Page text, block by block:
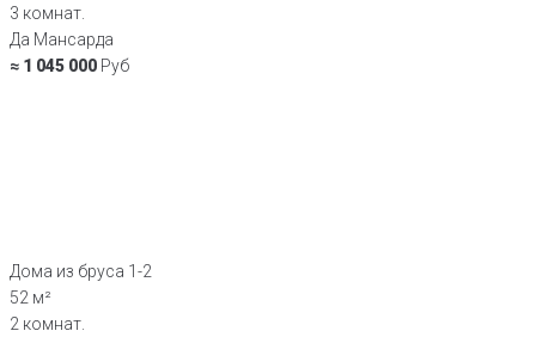
3 комнат.
Да Мансарда
≈ 1 045 000 Руб
Дома из бруса 1-2
52 м²
2 комнат.